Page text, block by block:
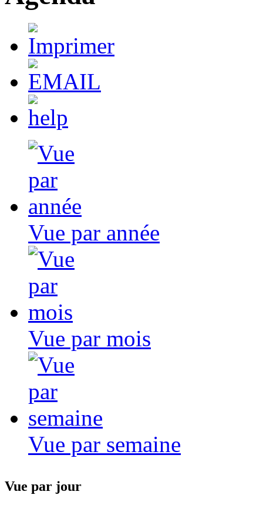
Vue par année
Vue par mois
Vue par semaine
Vue par jour